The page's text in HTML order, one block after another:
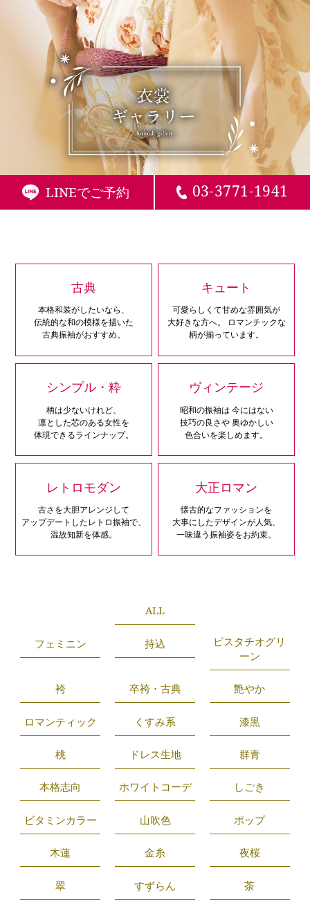
LINEでご予約 03-3771-1941
古典
本格和装がしたいなら、
伝統的な和の模様を描いた
古典振袖がおすすめ。
キュート
可愛らしくて甘めな雰囲気が
大好きな方へ。
ロマンチックな
柄が揃っています。
シンプル・粋
柄は少ないけれど、
凛とした芯のある女性を
体現できるラインナップ。
ヴィンテージ
昭和の振袖は 今にはない
技巧の良さや奥ゆかしい
色合いを楽しめます。
レトロモダン
古さを大胆アレンジして
アップデートしたレトロ振袖で、
温故知新を体感。
大正ロマン
懐古的なファッションを
大事にしたデザインが人気、
一味違う振袖姿をお約束。
ALL
フェミニン 持込
ピスタチオグリ
ーン
袴 卒袴・古典 艶やか
ロマンティック くすみ系 漆黒
桃 ドレス生地 群青
本格志向 ホワイトコーデ しごき
ビタミンカラー 山吹色 ポップ
木蓮 金糸 夜桜
翠 すずらん 茶